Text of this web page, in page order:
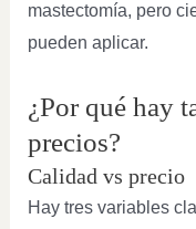
mastectomía, pero
pueden aplicar.
¿Por qué hay
precios?
Calidad vs precio
Hay tres variables